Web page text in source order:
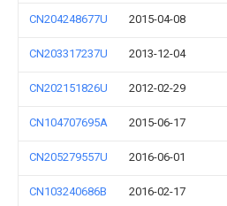
CN204248677U 2015-04-08
CN203317237U 2013-12-04
CN202151826U 2012-02-29
CN104707695A 2015-06-17
CN205279557U 2016-06-01
CN103240686B 2016-02-17